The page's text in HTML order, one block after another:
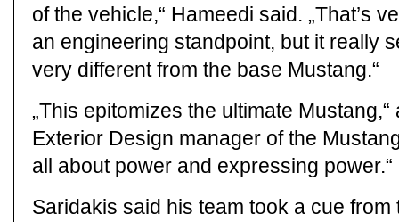
of the vehicle,“ Hameedi said. „That’s
an engineering standpoint, but it really
very different from the base Mustang.“
„This epitomizes the ultimate
Exterior Design manager of the
all about power and expressing power.“
Saridakis said his team took a cue